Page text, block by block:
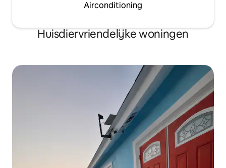
Airconditioning
Huisdiervriendelijke woningen